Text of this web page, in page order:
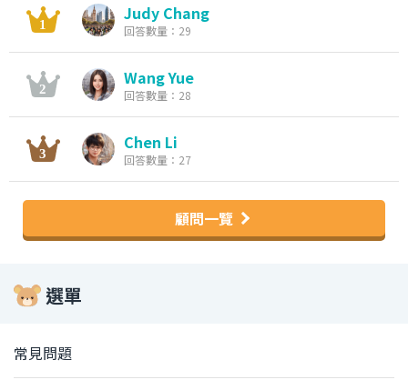
Judy Chang
回答數量：29
Wang Yue
回答數量：28
Chen Li
回答數量：27
顧問一覽
選單
常見問題